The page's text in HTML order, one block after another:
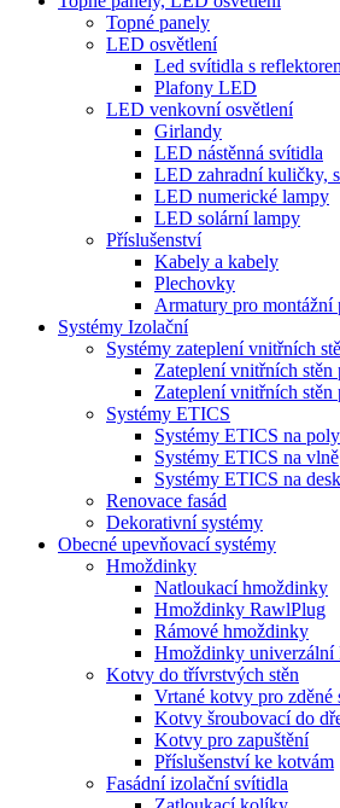
Topné panely
LED osvětlení
Led svítidla s
Plafony LED
LED venkovní osvětlení
Girlandy
LED nástěnná svítidla
LED zahradní kuličky,
LED numerické lampy
LED solární lampy
Příslušenství
Kabely a kabely
Plechovky
Armatury pro montážní
Systémy Izolační
Systémy zateplení vnitřních
Zateplení vnitřních
Zateplení vnitřních
Systémy ETICS
Systémy ETICS na
Systémy ETICS na vlně
Systémy ETICS na
Renovace fasád
Dekorativní systémy
Obecné upevňovací systémy
Hmoždinky
Natloukací hmoždinky
Hmoždinky RawlPlug
Rámové hmoždinky
Hmoždinky univerzální
Kotvy do třívrstvých stěn
Vrtané kotvy pro zděné
Kotvy šroubovací do
Kotvy pro zapuštění
Příslušenství ke kotvám
Fasádní izolační svítidla